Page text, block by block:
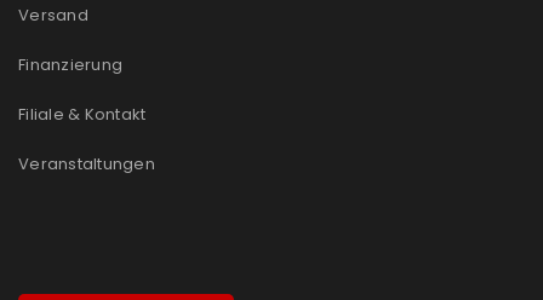
Versand
Finanzierung
Filiale & Kontakt
Veranstaltungen